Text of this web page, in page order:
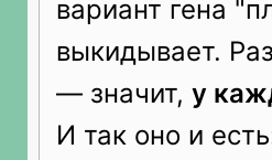
вариант гена
выкидывает.
— значит, у
И так оно и